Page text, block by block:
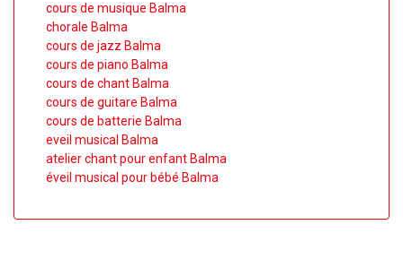
cours de musique Balma
chorale Balma
cours de jazz Balma
cours de piano Balma
cours de chant Balma
cours de guitare Balma
cours de batterie Balma
eveil musical Balma
atelier chant pour enfant Balma
éveil musical pour bébé Balma